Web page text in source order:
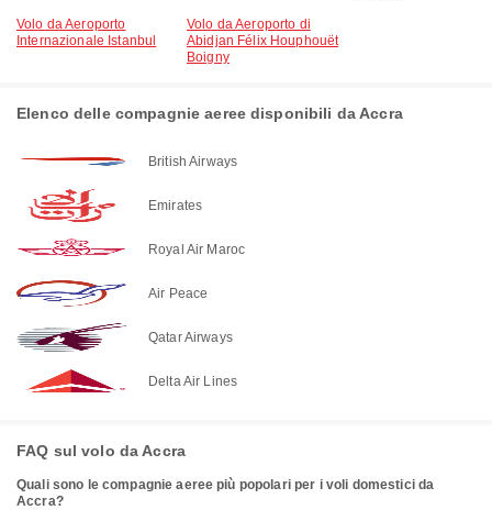
Volo da Aeroporto
Internazionale Istanbul
Volo da Aeroporto di
Abidjan Félix Houphouët
Boigny
Elenco delle compagnie aeree disponibili da Accra
British Airways
Emirates
Royal Air Maroc
Air Peace
Qatar Airways
Delta Air Lines
FAQ sul volo da Accra
Quali sono le compagnie aeree più popolari per i voli domestici da
Accra?